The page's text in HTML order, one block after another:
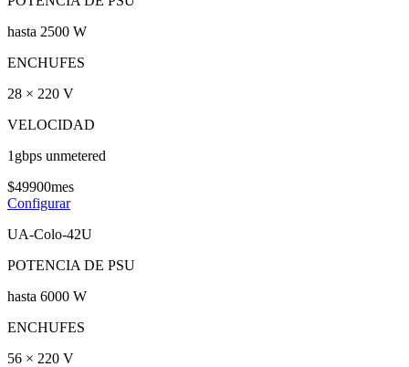
hasta 2500 W
ENCHUFES
28 × 220 V
VELOCIDAD
1gbps unmetered
$49900mes
Configurar
UA-Colo-42U
POTENCIA DE PSU
hasta 6000 W
ENCHUFES
56 × 220 V